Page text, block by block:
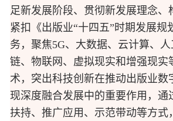
足新发展阶段、贯彻新发展理念、
紧扣《出版业“十四五”时期发展规
务，聚焦5G、大数据、云计算、
链、物联网、虚拟现实和增强现实
术，突出科技创新在推动出版业数
现深度融合发展中的重要作用，通
扶持、推广应用、示范带动等方式